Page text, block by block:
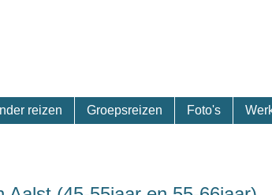
reizen Groepsreizen Foto's